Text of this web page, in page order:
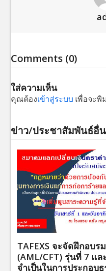
Comments (0)
ใส่ความเห็น
คุณต้องเข้าสู่ระบบ เพื่อจะ
ข่าว/ประชาสัมพันธ์อื่
TAFEXS จะจัดฝึกอบ
(AML/CFT) รุ่นที่ 7 แ
จำเป็นในการประกอบ